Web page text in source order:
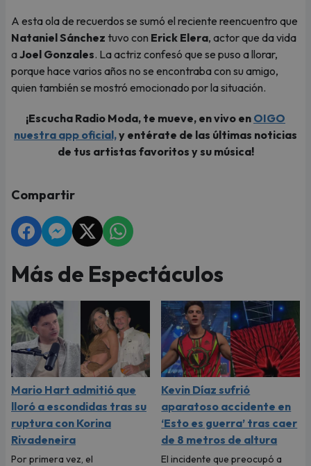
A esta ola de recuerdos se sumó el reciente reencuentro que
Nataniel Sánchez tuvo con Erick Elera, actor que da vida
aJoel Gonzales. La actriz confesó que se puso a llorar,
porque hace varios años no se encontraba con su amigo,
quien también se mostró emocionado por la situación.
¡Escucha Radio Moda, te mueve, en vivo en OIGO
nuestra app oficial,y entérate de las últimas noticias
de tus artistas favoritos y su música!
Compartir
Más de Espectáculos
Mario Hart admitió que
lloró a escondidas tras su
ruptura con Korina
Rivadeneira
Por primera vez, el
Kevin Díaz sufrió
aparatoso accidente en
‘Esto es guerra’ tras caer
de 8 metros de altura
El incidente que preocupó a